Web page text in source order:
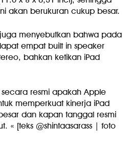
akan berukuran cukup besar.
menyebutkan bahwa pada
empat built in speaker
bahkan ketikan iPad
resmi apakah Apple
memperkuat kinerja iPad
dan kapan tanggal resmi
« [teks @shintaasarass | foto